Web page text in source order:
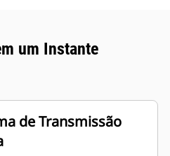
um Instante
de Transmissão